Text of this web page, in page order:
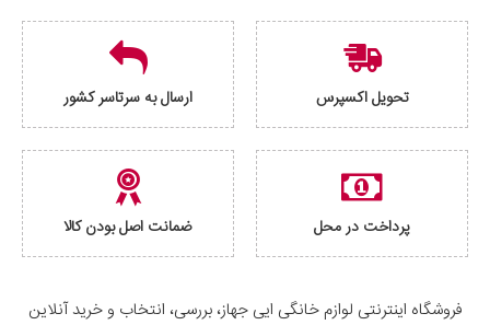
تحویل اکسپرس ارسال به سرتاسر کشور
پرداخت در محل ضمانت اصل بودن کالا
فروشگاه اینترنتی لوازم خانگی ایی جهاز، بررسی، انتخاب و خرید آنلاین